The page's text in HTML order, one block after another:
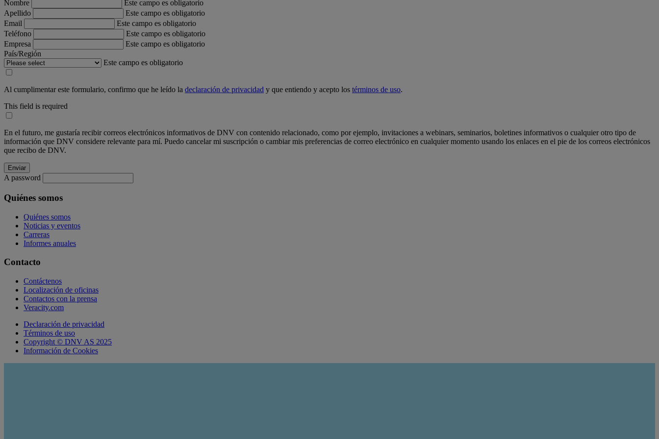
Nombre
Este campo es obligatorio
Apellido
Este campo es obligatorio
Email
Este campo es obligatorio
Teléfono
Este campo es obligatorio
Empresa
Este campo es obligatorio
País/Región
Este campo es obligatorio
Al cumplimentar este formulario, confirmo que he leído la declaración de privacidad y que entiendo y acepto los términos de uso.
This field is required
En el futuro, me gustaría recibir correos electrónicos informativos de DNV con contenido relacionado, como por ejemplo, invitaciones a webinars, seminarios, boletines informativos o cualquier otro tipo de
información que DNV considere relevante para mí. Puedo cancelar mi suscripción o cambiar mis preferencias de correo electrónico en cualquier momento usando los enlaces en el pie de los correos electrónicos
que recibo de DNV.
A password
Quiénes somos
Quiénes somos
Noticias y eventos
Carreras
Informes anuales
Contacto
Contáctenos
Localización de oficinas
Contactos con la prensa
Veracity.com
Declaración de privacidad
Términos de uso
Copyright © DNV AS 2025
Información de Cookies